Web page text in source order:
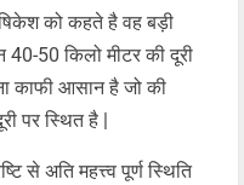
को कहते है वह बड़ी
50 किलो मीटर की दूरी
काफी आसान है जो की
पर स्थित है |
से अति महत्त्व पूर्ण स्थिति